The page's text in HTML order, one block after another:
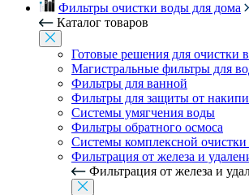
Фильтры очистки воды для дома
Каталог товаров
Готовые решения для очистки
Магистральные фильтры для
Фильтры для ванной
Фильтры для защиты от накипи
Системы умягчения воды
Фильтры обратного осмоса
Системы комплексной
Фильтрация от железа и
Фильтрация от железа и